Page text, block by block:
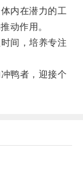
内在潜力的工
动作用。
间，培养专注
鸭者，迎接个